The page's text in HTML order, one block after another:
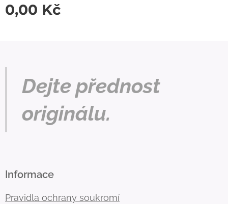
0,00 Kč
Dejte přednost
originálu.
Informace
Pravidla ochrany soukromí